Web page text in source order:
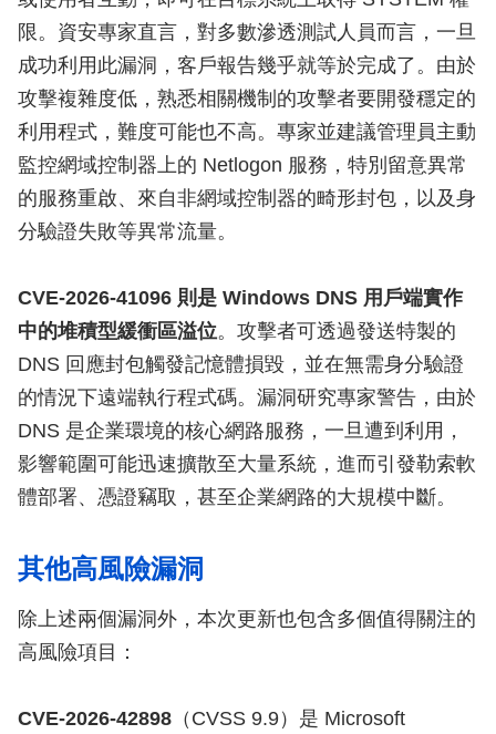
限。資安專家直言，對多數滲透測試人員而言，一旦
成功利用此漏洞，客戶報告幾乎就等於完成了。由於
攻擊複雜度低，熟悉相關機制的攻擊者要開發穩定的
利用程式，難度可能也不高。專家並建議管理員主動
監控網域控制器上的 Netlogon 服務，特別留意異常
的服務重啟、來自非網域控制器的畸形封包，以及身
分驗證失敗等異常流量。
CVE-2026-41096 則是 Windows DNS 用戶端實作
中的堆積型緩衝區溢位。攻擊者可透過發送特製的
DNS 回應封包觸發記憶體損毀，並在無需身分驗證
的情況下遠端執行程式碼。漏洞研究專家警告，由於
DNS 是企業環境的核心網路服務，一旦遭到利用，
影響範圍可能迅速擴散至大量系統，進而引發勒索軟
體部署、憑證竊取，甚至企業網路的大規模中斷。
其他高風險漏洞
除上述兩個漏洞外，本次更新也包含多個值得關注的
高風險項目：
CVE-2026-42898（CVSS 9.9）是 Microsoft